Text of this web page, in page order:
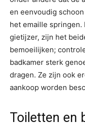
en eenvoudig
het emaille springen.
gietijzer, zijn het
bemoeilijken;
badkamer sterk
dragen. Ze zijn ook
aankoop worden
Toiletten en